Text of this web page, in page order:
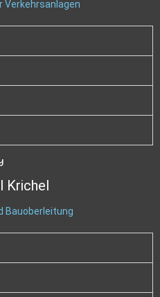
Verkehrsanlagen
Krichel
Bauoberleitung